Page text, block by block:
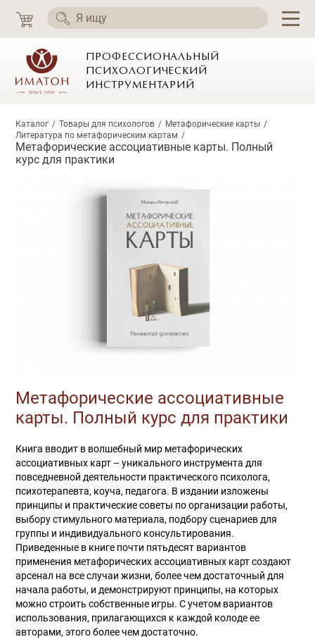
ПРОФЕССИОНАЛЬНЫЙ
ПСИХОЛОГИЧЕСКИЙ
ИНСТРУМЕНТАРИЙ
Каталог Товары для психологов
Метафорические карты
Литература по метафорическим картам
Метафорические ассоциативные карты. Полный
курс для практики
Метафорические ассоциативные
карты. Полный курс для практики
Книга вводит в волшебный мир метафорических
ассоциативных карт – уникального инструмента для
повседневной деятельности практического психолога,
психотерапевта, коуча, педагога. В издании изложены
принципы и практические советы по организации работы,
выбору стимульного материала, подбору сценариев для
группы и индивидуального консультирования.
Приведенные в книге почти пятьдесят вариантов
применения метафорических ассоциативных карт создают
арсенал на все случаи жизни, более чем достаточный для
начала работы, и демонстрируют принципы, на которых
можно строить собственные игры. С учетом вариантов
использования, прилагающихся к каждой колоде ее
авторами, этого более чем достаточно.